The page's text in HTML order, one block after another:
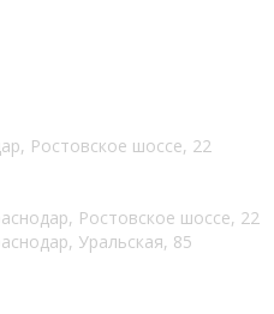
Ростовское шоссе, 22
Ростовское шоссе, 22
Уральская, 85